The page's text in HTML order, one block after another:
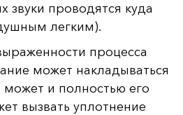
звуки проводятся куда
легким).
процесса
может накладываться
может и полностью его
вызвать уплотнение